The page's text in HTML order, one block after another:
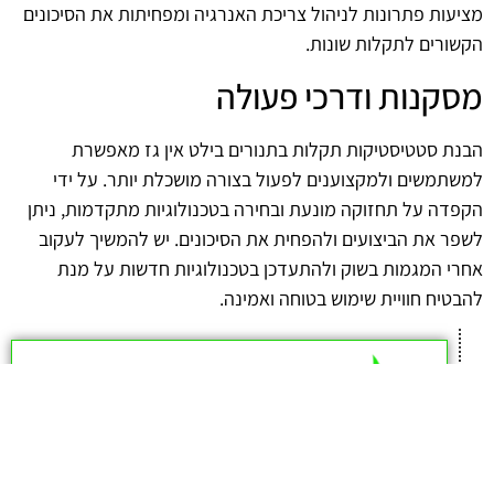
מציעות פתרונות לניהול צריכת האנרגיה ומפחיתות את הסיכונים
הקשורים לתקלות שונות.
מסקנות ודרכי פעולה
הבנת סטטיסטיקות תקלות בתנורים בילט אין גז מאפשרת
למשתמשים ולמקצוענים לפעול בצורה מושכלת יותר. על ידי
הקפדה על תחזוקה מונעת ובחירה בטכנולוגיות מתקדמות, ניתן
לשפר את הביצועים ולהפחית את הסיכונים. יש להמשיך לעקוב
אחרי המגמות בשוק ולהתעדכן בטכנולוגיות חדשות על מנת
להבטיח חוויית שימוש בטוחה ואמינה.